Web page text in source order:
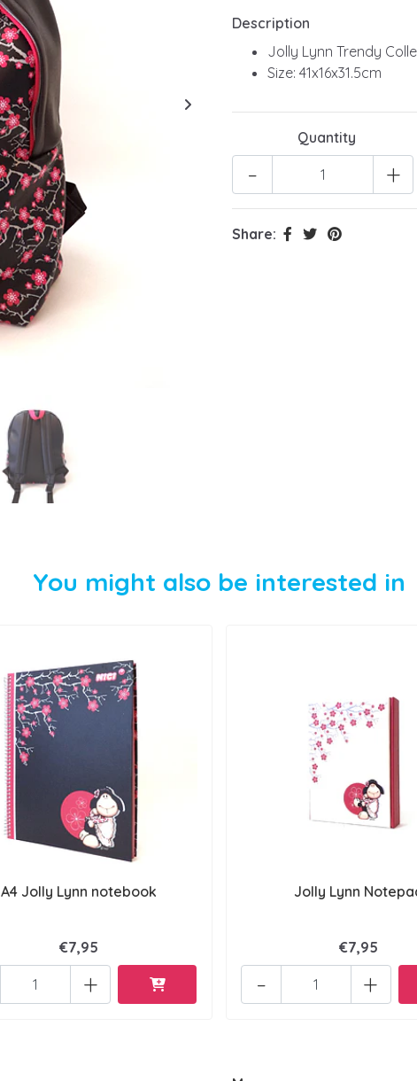
Description
Jolly Lynn Trendy
Size: 41x16x31.5cm
Quantity
+
-
Share:
You might also be interested in
A4 Jolly Lynn notebook
€7,95
+
Jolly Lynn
€7,95
+
-